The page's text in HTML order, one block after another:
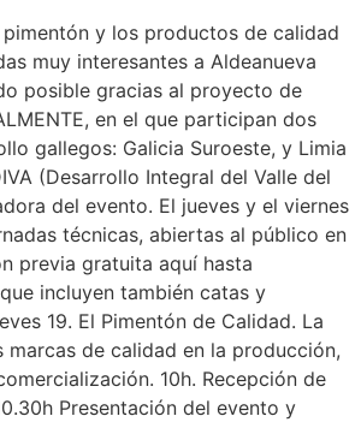
y los productos de calidad
muy interesantes a Aldeanueva
posible gracias al proyecto de
en el que participan dos
gallegos: Galicia Suroeste, y Limia
(Desarrollo Integral del Valle del
del evento. El jueves y el viernes
técnicas, abiertas al público en
previa gratuita aquí hasta
incluyen también catas y
19. El Pimentón de Calidad. La
marcas de calidad en la producción,
10h. Recepción de
Presentación del evento y